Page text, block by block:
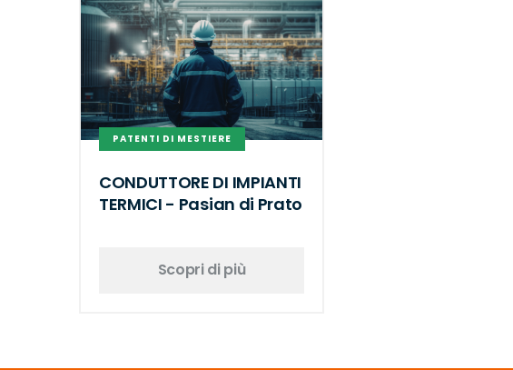
PATENTI DI MESTIERE
CONDUTTORE DI IMPIANTI
TERMICI - Pasian di Prato
Scopri di più